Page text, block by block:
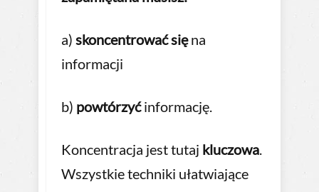
a) skoncentrować sięna
informacji
b) powtórzyćinformację.
Koncentracja jest tutaj kluczowa
Wszystkie techniki ułatwiające